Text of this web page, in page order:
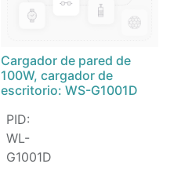
Cargador de pared de
100W, cargador de
escritorio: WS-G1001D
PID:
WL-
G1001D